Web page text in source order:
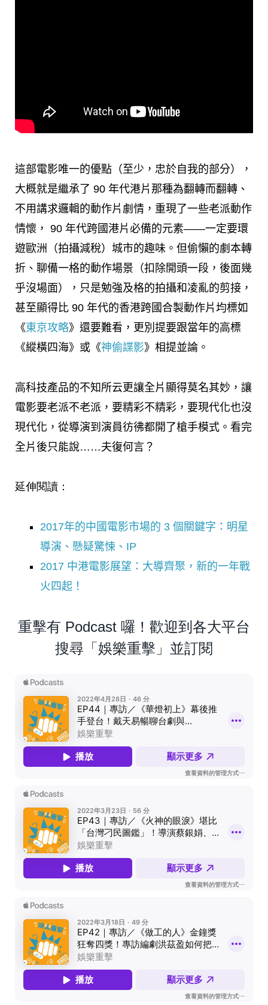
這部電影唯一的優點（至少，忠於自我的部分），
大概就是繼承了 90 年代港片那種為翻轉而翻轉、
不用講求邏輯的動作片劇情，重現了一些老派動作
情懷， 90 年代跨國港片必備的元素——一定要環
遊歐洲（拍攝減稅）城市的趣味。但偷懶的劇本轉
折、聊備一格的動作場景（扣除開頭一段，後面幾
乎沒場面），只是勉強及格的拍攝和凌亂的剪接，
甚至顯得比 90 年代的香港跨國合製動作片均標如
《東京攻略》還要難看，更別提要跟當年的高標
《縱橫四海》或《神偷諜影》相提並論。
高科技產品的不知所云更讓全片顯得莫名其妙，讓
電影要老派不老派，要精彩不精彩，要現代化也沒
現代化，從導演到演員彷彿都開了槍手模式。看完
全片後只能說……夫復何言？
延伸閱讀：
2017年的中國電影市場的 3 個關鍵字：明星
導演、懸疑驚悚、IP
2017 中港電影展望：大導齊聚，新的一年戰
火四起！
重擊有 Podcast 囉！歡迎到各大平台
搜尋「娛樂重擊」並訂閱